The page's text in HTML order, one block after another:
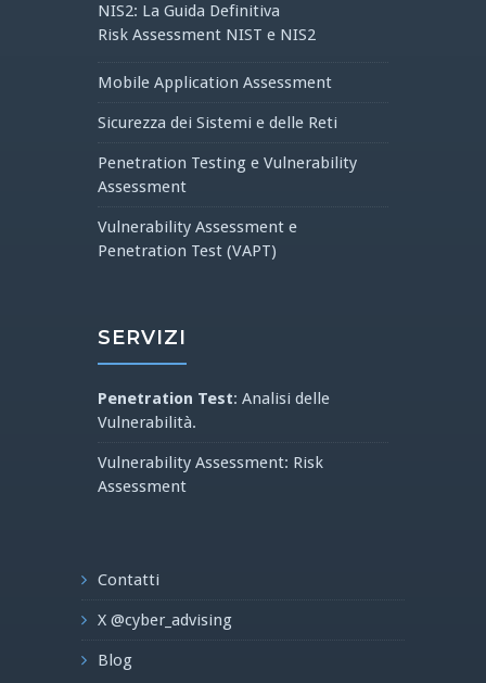
NIS2: La Guida Definitiva
Risk Assessment NIST e NIS2
Mobile Application Assessment
Sicurezza dei Sistemi e delle Reti
Penetration Testing e Vulnerability
Assessment
Vulnerability Assessment e
Penetration Test (VAPT)
SERVIZI
Penetration Test: Analisi delle
Vulnerabilità.
Vulnerability Assessment: Risk
Assessment
Contatti
X @cyber_advising
Blog